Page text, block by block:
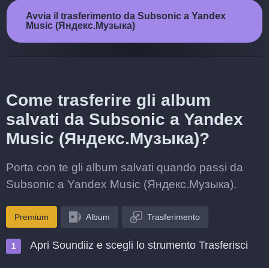
Avvia il trasferimento da Subsonic a Yandex
Music (Яндекс.Музыка)
Come trasferire gli album
salvati da Subsonic a Yandex
Music (Яндекс.Музыка)?
Porta con te gli album salvati quando passi da
Subsonic a Yandex Music (Яндекс.Музыка).
Premium Album Trasferimento
Apri Soundiiz e scegli lo strumento Trasferisci